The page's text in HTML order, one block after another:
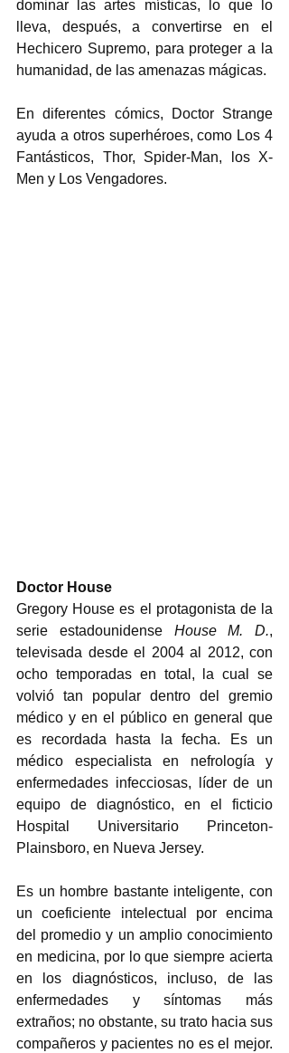
dominar las artes místicas, lo que lo
lleva, después, a convertirse en el
Hechicero Supremo, para proteger a la
En diferentes cómics, Doctor Strange
ayuda a otros superhéroes, como Los 4
Fantásticos, Thor, Spider-Man, los X-
Men y Los Vengadores.
Doctor House
Gregory House es el protagonista de la
serie estadounidense House M. D.,
televisada desde el 2004 al 2012, con
ocho temporadas en total, la cual se
volvió tan popular dentro del gremio
médico y en el público en general que
es recordada hasta la fecha. Es un
médico especialista en nefrología y
enfermedades infecciosas, líder de un
equipo de diagnóstico, en el ficticio
Hospital Universitario Princeton-
Plainsboro, en Nueva Jersey.
Es un hombre bastante inteligente, con
un coeficiente intelectual por encima
del promedio y un amplio conocimiento
en medicina, por lo que siempre acierta
en los diagnósticos, incluso, de las
enfermedades y síntomas más
extraños; no obstante, su trato hacia sus
compañeros y pacientes no es el mejor.